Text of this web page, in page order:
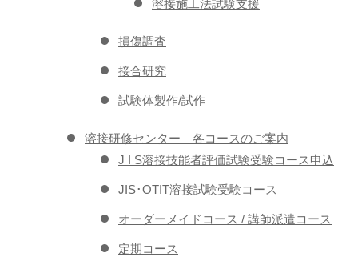
溶接施工法試験支援
損傷調査
接合研究
試験体製作/試作
溶接研修センター 各コースのご案内
J I S溶接技能者評価試験受験コース申込
JIS･OTIT溶接試験受験コース
オーダーメイドコース / 講師派遣コース
定期コース